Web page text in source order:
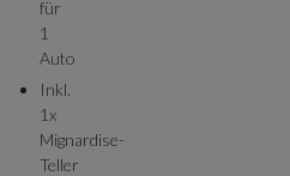
für
1
Auto
Inkl.
1x
Mignardise-
Teller